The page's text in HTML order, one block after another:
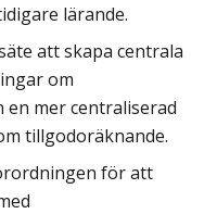
lärande.
att skapa centrala
om
mer centraliserad
tillgodoräknande.
för att